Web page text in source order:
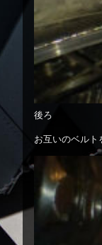
後ろ
お互いのベルト